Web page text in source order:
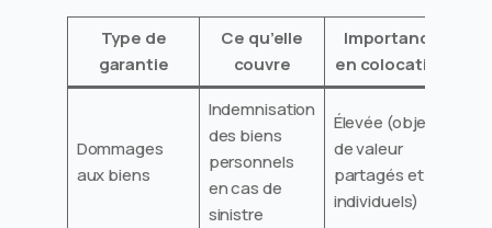
Type de
garantie
Ce qu’elle
couvre
Importance
en colocation
Dommages
aux biens
Indemnisation
des biens
personnels
en cas de
sinistre
Élevée (objets
de valeur
partagés et
individuels)